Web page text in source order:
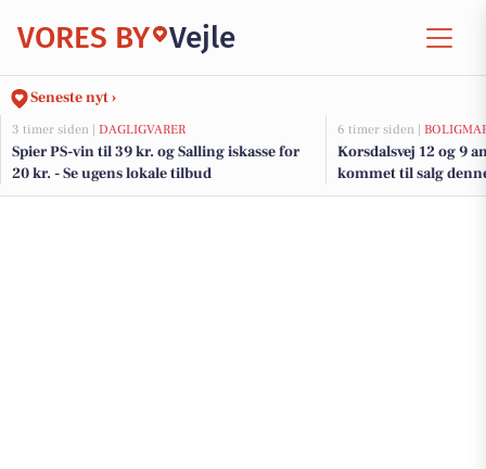
VORES BY Vejle
Seneste nyt ›
3 timer siden | DAGLIGVARER
Spier PS-vin til 39 kr. og Salling iskasse for
20 kr. - Se ugens lokale tilbud
6 timer siden |
Korsdalsvej 12 og 9
kommet til salg
boligerne her.